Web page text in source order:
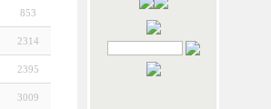
853
2314
2395
3009